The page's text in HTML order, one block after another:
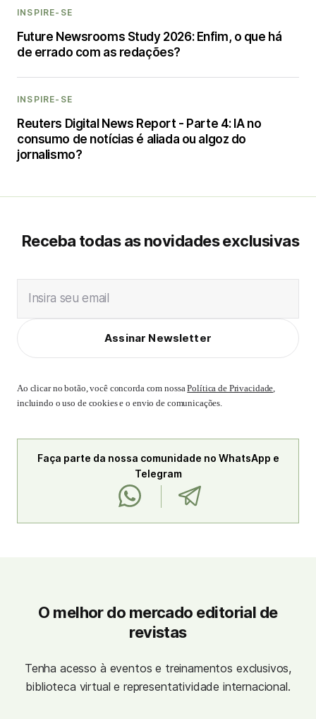
INSPIRE-SE
Future Newsrooms Study 2026: Enfim, o que há
de errado com as redações?
INSPIRE-SE
Reuters Digital News Report - Parte 4: IA no
consumo de notícias é aliada ou algoz do
jornalismo?
Receba todas as novidades exclusivas
Insira seu email
Assinar Newsletter
Ao clicar no botão, você concorda com nossaPolítica de Privacidade,
incluindo o uso de cookies e o envio de comunicações.
Faça parte da nossa comunidade no WhatsApp e
Telegram
O melhor do mercado editorial de
revistas
Tenha acesso à eventos e treinamentos exclusivos,
biblioteca virtual e representatividade internacional.